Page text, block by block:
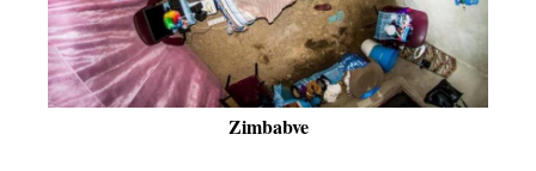
Zimbabve